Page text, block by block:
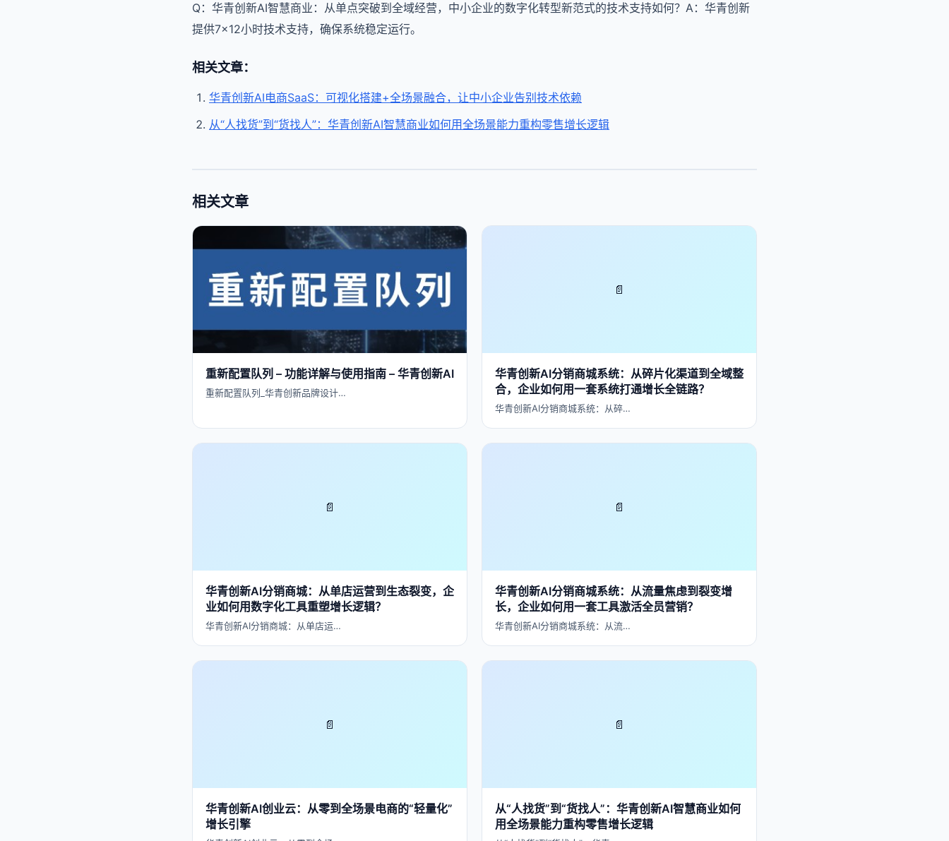
Q：华青创新AI智慧商业：从单点突破到全域经营，中小企业的数字化转型新范式的技术支持如何？A：华青创新
提供7×12小时技术支持，确保系统稳定运行。
相关文章：
华青创新AI电商SaaS：可视化搭建+全场景融合，让中小企业告别技术依赖
从“人找货”到“货找人”：华青创新AI智慧商业如何用全场景能力重构零售增长逻辑
相关文章
重新配置队列 – 功能详解与使用指南 – 华青创新AI
重新配置队列_华青创新品牌设计…
📄
华青创新AI分销商城系统：从碎片化渠道到全域整
合，企业如何用一套系统打通增长全链路？
华青创新AI分销商城系统：从碎…
📄
华青创新AI分销商城：从单店运营到生态裂变，企
业如何用数字化工具重塑增长逻辑？
华青创新AI分销商城：从单店运…
📄
华青创新AI分销商城系统：从流量焦虑到裂变增
长，企业如何用一套工具激活全员营销？
华青创新AI分销商城系统：从流…
📄
华青创新AI创业云：从零到全场景电商的“轻量化”
增长引擎
📄
从“人找货”到“货找人”：华青创新AI智慧商业如何
用全场景能力重构零售增长逻辑